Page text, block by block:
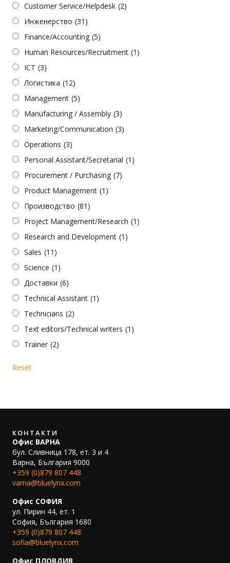
Customer Service/Helpdesk (2)
Инженерство (31)
Finance/Accounting (5)
Human Resources/Recruitment (1)
ICT (3)
Логистика (12)
Management (5)
Manufacturing / Assembly (3)
Marketing/Communication (3)
Operations (3)
Personal Assistant/Secretarial (1)
Procurement / Purchasing (7)
Product Management (1)
Производство (81)
Project Management/Research (1)
Research and Development (1)
Sales (11)
Science (1)
Доставки (6)
Technical Assistant (1)
Technicians (2)
Text editors/Technical writers (1)
Trainer (2)
Reset
КОНТАКТИ
Офис ВАРНА
бул. Сливница 178, ет. 3 и 4
Варна, България 9000
+359 (0)879 807 448
varna@bluelynx.com
Офис СОФИЯ
ул. Пирин 44, ет. 1
София, България 1680
+359 (0)879 807 448
sofia@bluelynx.com
Офис ПЛОВДИВ